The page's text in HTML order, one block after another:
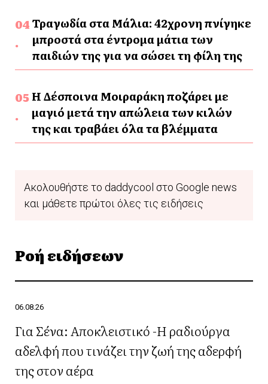
Τραγωδία στα Μάλια: 42χρονη πνίγηκε
μπροστά στα έντρομα μάτια των
παιδιών της για να σώσει τη φίλη της
Η Δέσποινα Μοιραράκη ποζάρει με
μαγιό μετά την απώλεια των κιλών
της και τραβάει όλα τα βλέμματα
Ακολουθήστε το daddycool στο Google news
και μάθετε πρώτοι όλες τις ειδήσεις
Ροή ειδήσεων
06.08.26
Για Σένα: Αποκλειστικό -Η ραδιούργα
αδελφή που τινάζει την ζωή της αδερφή
της στον αέρα